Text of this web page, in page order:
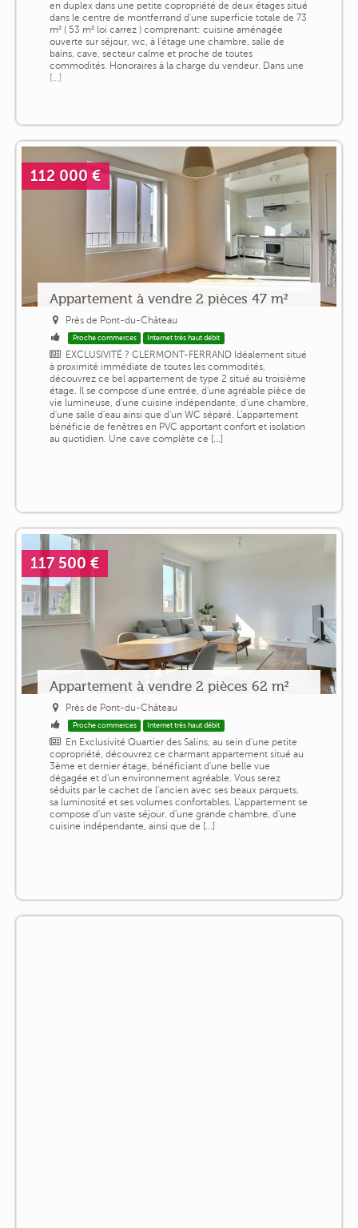
en duplex dans une petite copropriété de deux étages situé
dans le centre de montferrand d'une superficie totale de 73
m² ( 53 m² loi carrez ) comprenant: cuisine aménagée
ouverte sur séjour, wc, à l'étage une chambre, salle de
bains, cave, secteur calme et proche de toutes
commodités. Honoraires à la charge du vendeur. Dans une
[...]
112 000 €
Appartement à vendre 2 pièces 47 m²
Près de Pont-du-Château
Proche commerces Internet très haut débit
EXCLUSIVITÉ ? CLERMONT-FERRAND Idéalement situé
à proximité immédiate de toutes les commodités,
découvrez ce bel appartement de type 2 situé au troisième
étage. Il se compose d'une entrée, d'une agréable pièce de
vie lumineuse, d'une cuisine indépendante, d'une chambre,
d'une salle d'eau ainsi que d'un WC séparé. L'appartement
bénéficie de fenêtres en PVC apportant confort et isolation
au quotidien. Une cave complète ce [...]
117 500 €
Appartement à vendre 2 pièces 62 m²
Près de Pont-du-Château
Proche commerces Internet très haut débit
En Exclusivité Quartier des Salins, au sein d'une petite
copropriété, découvrez ce charmant appartement situé au
3ème et dernier étage, bénéficiant d'une belle vue
dégagée et d'un environnement agréable. Vous serez
séduits par le cachet de l'ancien avec ses beaux parquets,
sa luminosité et ses volumes confortables. L'appartement se
compose d'un vaste séjour, d'une grande chambre, d'une
cuisine indépendante, ainsi que de [...]